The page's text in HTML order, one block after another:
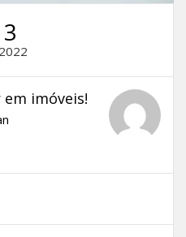
2022
imóveis!